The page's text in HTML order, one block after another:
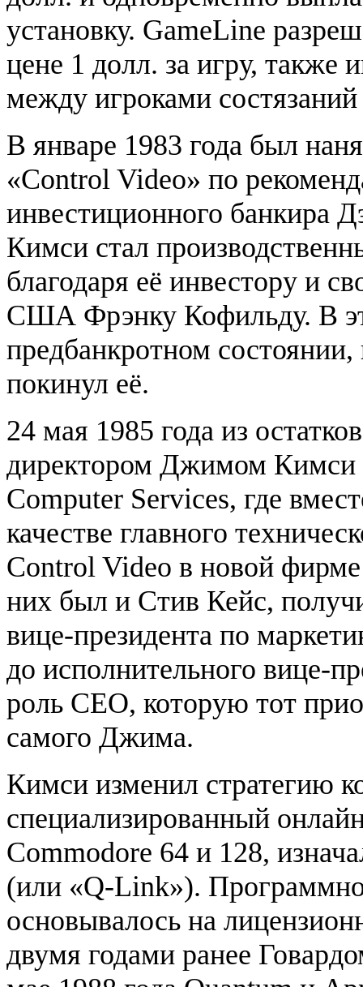
установку. GameLine
цене 1 долл. за игру, также
между игроками
В январе 1983 года был
«Control Video» по
инвестиционного банкира
Кимси стал
благодаря её инвестору и
США Фрэнку Кофильду. В
предбанкротном
покинул её.
24 мая 1985 года из
директором Джимом Кимси
Computer Services, где
качестве главного
Control Video в новой фирме
них был и Стив Кейс,
вице-президента по
до исполнительного вице-
роль CEO, которую тот
самого Джима.
Кимси изменил стратегию
специализированный
Commodore 64 и 128,
(или «Q-Link»).
основывалось на
двумя годами ранее